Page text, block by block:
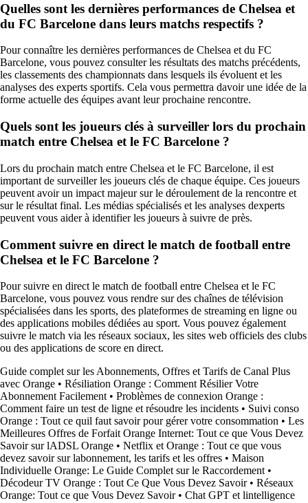
Quelles sont les dernières performances de Chelsea et
du FC Barcelone dans leurs matchs respectifs ?
Pour connaître les dernières performances de Chelsea et du FC
Barcelone, vous pouvez consulter les résultats des matchs précédents,
les classements des championnats dans lesquels ils évoluent et les
analyses des experts sportifs. Cela vous permettra davoir une idée de la
forme actuelle des équipes avant leur prochaine rencontre.
Quels sont les joueurs clés à surveiller lors du prochain
match entre Chelsea et le FC Barcelone ?
Lors du prochain match entre Chelsea et le FC Barcelone, il est
important de surveiller les joueurs clés de chaque équipe. Ces joueurs
peuvent avoir un impact majeur sur le déroulement de la rencontre et
sur le résultat final. Les médias spécialisés et les analyses dexperts
peuvent vous aider à identifier les joueurs à suivre de près.
Comment suivre en direct le match de football entre
Chelsea et le FC Barcelone ?
Pour suivre en direct le match de football entre Chelsea et le FC
Barcelone, vous pouvez vous rendre sur des chaînes de télévision
spécialisées dans les sports, des plateformes de streaming en ligne ou
des applications mobiles dédiées au sport. Vous pouvez également
suivre le match via les réseaux sociaux, les sites web officiels des clubs
ou des applications de score en direct.
Guide complet sur les Abonnements, Offres et Tarifs de Canal Plus
avec Orange • Résiliation Orange : Comment Résilier Votre
Abonnement Facilement • Problèmes de connexion Orange :
Comment faire un test de ligne et résoudre les incidents • Suivi conso
Orange : Tout ce quil faut savoir pour gérer votre consommation • Les
Meilleures Offres de Forfait Orange Internet: Tout ce que Vous Devez
Savoir sur lADSL Orange • Netflix et Orange : Tout ce que vous
devez savoir sur labonnement, les tarifs et les offres • Maison
Individuelle Orange: Le Guide Complet sur le Raccordement •
Décodeur TV Orange : Tout Ce Que Vous Devez Savoir• Réseaux
Orange: Tout ce que Vous Devez Savoir• Chat GPT et lintelligence